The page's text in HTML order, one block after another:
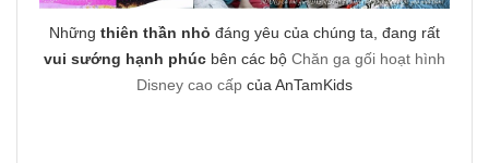
Những thiên thần nhỏ đáng yêu của chúng ta, đang rất
vui sướng hạnh phúc bên các bộ Chăn ga gối hoạt hình
Disney cao cấp của AnTamKids